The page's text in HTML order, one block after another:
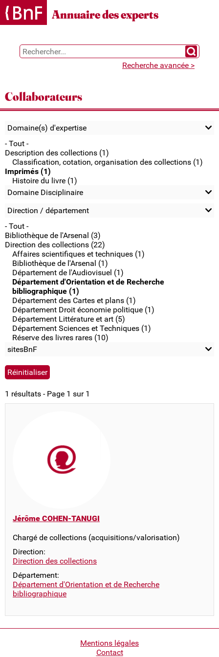
Gestion des cookies
Annuaire des experts
Chercher
Recherche avancée >
Collaborateurs
Domaine(s) d'expertise
- Tout -
Description des collections (1)
Classification, cotation, organisation des collections (1)
Imprimés (1)
Histoire du livre (1)
Domaine Disciplinaire
Direction / département
- Tout -
Bibliothèque de l'Arsenal (3)
Direction des collections (22)
Affaires scientifiques et techniques (1)
Bibliothèque de l'Arsenal (1)
Département de l'Audiovisuel (1)
Département d'Orientation et de Recherche
bibliographique (1)
Département des Cartes et plans (1)
Département Droit économie politique (1)
Département Littérature et art (5)
Département Sciences et Techniques (1)
Réserve des livres rares (10)
sitesBnF
1 résultats - Page 1 sur 1
Jérôme COHEN-TANUGI
Chargé de collections (acquisitions/valorisation)
Direction:
Direction des collections
Département:
Département d'Orientation et de Recherche
bibliographique
Mentions légales
Contact